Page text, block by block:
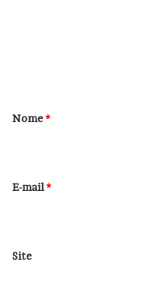
r
*
Nome*
E-mail*
Site